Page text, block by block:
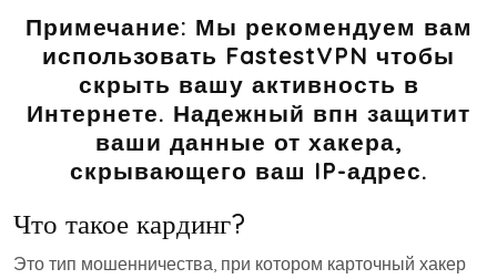
Примечание: Мы рекомендуем вам
использовать FastestVPN чтобы
скрыть вашу активность в
Интернете. Надежный впн защитит
ваши данные от хакера,
скрывающего ваш IP-адрес.
Что такое кардинг?
Это тип мошенничества, при котором карточный хакер